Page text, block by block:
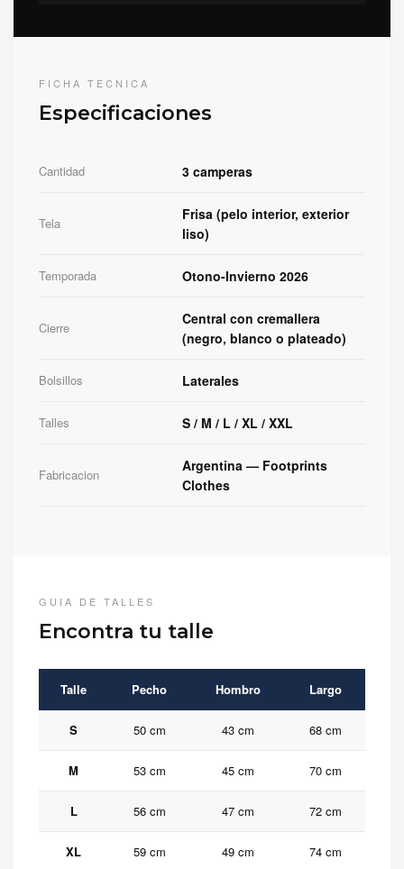
FICHA TECNICA
Especificaciones
Cantidad 3 camperas
Tela
Frisa (pelo interior, exterior
liso)
Temporada Otono-Invierno 2026
Cierre
Central con cremallera
(negro, blanco o plateado)
Bolsillos Laterales
Talles S / M / L / XL / XXL
Fabricacion
Argentina — Footprints
Clothes
GUIA DE TALLES
Encontra tu talle
Talle Pecho Hombro Largo
S 50 cm 43 cm 68 cm
M 53 cm 45 cm 70 cm
L 56 cm 47 cm 72 cm
XL 59 cm 49 cm 74 cm